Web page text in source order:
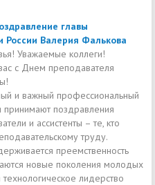
главы
России Валерия Фалькова
Уважаемые коллеги!
с Днем преподавателя
и важный профессиональный
принимают поздравления
и ассистенты – те, кто
труду.
преемственность
новые поколения молодых
лидерство